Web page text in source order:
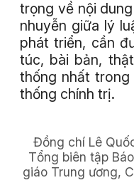
trọng về nội
nhuyễn giữa lý
phát triển, cần
túc, bài bản,
thống nhất
thống chính trị.
Đồng chí Lê
Tổng biên tập
giáo Trung ương,